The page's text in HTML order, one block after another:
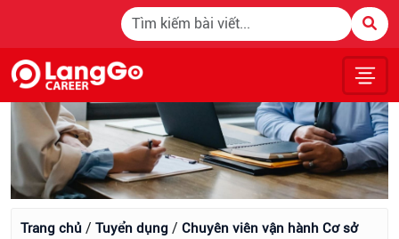
Trang chủ / Tuyển dụng / Chuyên viên vận hành Cơ sở